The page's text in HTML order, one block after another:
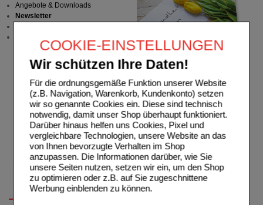
COOKIE-EINSTELLUNGEN
Wir schützen Ihre Daten!
Für die ordnungsgemäße Funktion unserer Website
(z.B. Navigation, Warenkorb, Kundenkonto) setzen
wir so genannte Cookies ein. Diese sind technisch
notwendig, damit unser Shop überhaupt funktioniert.
Darüber hinaus helfen uns Cookies, Pixel und
vergleichbare Technologien, unsere Website an das
von Ihnen bevorzugte Verhalten im Shop
anzupassen. Die Informationen darüber, wie Sie
unsere Seiten nutzen, setzen wir ein, um den Shop
zu optimieren oder z.B. auf Sie zugeschnittene
Werbung einblenden zu können.
Angebote & Downloads
Newsletter